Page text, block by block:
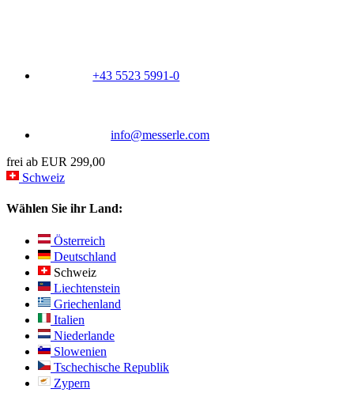
+43 5523 5991-0
info@messerle.com
frei ab EUR 299,00
Schweiz
Wählen Sie ihr Land:
Österreich
Deutschland
Schweiz
Liechtenstein
Griechenland
Italien
Niederlande
Slowenien
Tschechische Republik
Zypern